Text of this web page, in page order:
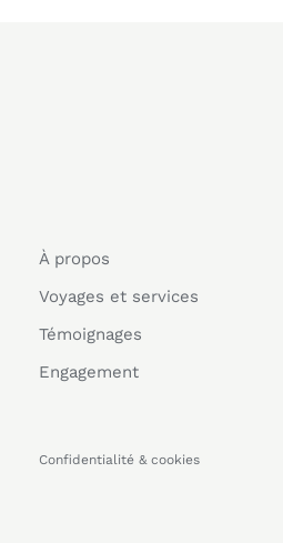
À propos
Voyages et services
Témoignages
Engagement
Confidentialité & cookies